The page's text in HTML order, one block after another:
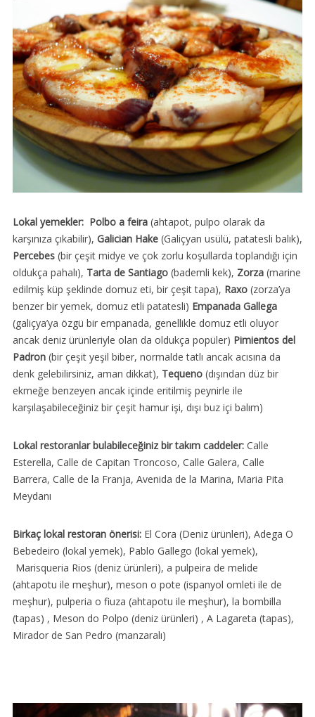
Lokal yemekler: Polbo a feira(ahtapot, pulpo olarak da
karşınıza çıkabilir), Galician Hake (Galiçyan usülü, patatesli balık),
Percebes(bir çeşit midye ve çok zorlu koşullarda toplandığı için
oldukça pahalı), Tarta de Santiago(bademli kek), Zorza(marine
edilmiş küp şeklinde domuz eti, bir çeşit tapa), Raxo(zorza’ya
benzer bir yemek, domuz etli patatesli) Empanada Gallega
(galiçya’ya özgü bir empanada, genellikle domuz etli oluyor
ancak deniz ürünleriyle olan da oldukça popüler) Pimientos del
Padron (bir çeşit yeşil biber, normalde tatlı ancak acısına da
denk gelebilirsiniz, aman dikkat), Tequeno(dışından düz bir
ekmeğe benzeyen ancak içinde eritilmiş peynirle ile
karşılaşabileceğiniz bir çeşit hamur işi, dışı buz içi balım)
Lokal restoranlar bulabileceğiniz bir takım caddeler:Calle
Esterella, Calle de Capitan Troncoso, Calle Galera, Calle
Barrera, Calle de la Franja, Avenida de la Marina, Maria Pita
Meydanı
Birkaç lokal restoran önerisi:El Cora (Deniz ürünleri), Adega O
Bebedeiro (lokal yemek), Pablo Gallego (lokal yemek),
Marisqueria Rios (deniz ürünleri), a pulpeira de melide
(ahtapotu ile meşhur), meson o pote (ispanyol omleti ile de
meşhur), pulperia o fiuza (ahtapotu ile meşhur), la bombilla
(tapas) , Meson do Polpo (deniz ürünleri) , A Lagareta (tapas),
Mirador de San Pedro (manzaralı)